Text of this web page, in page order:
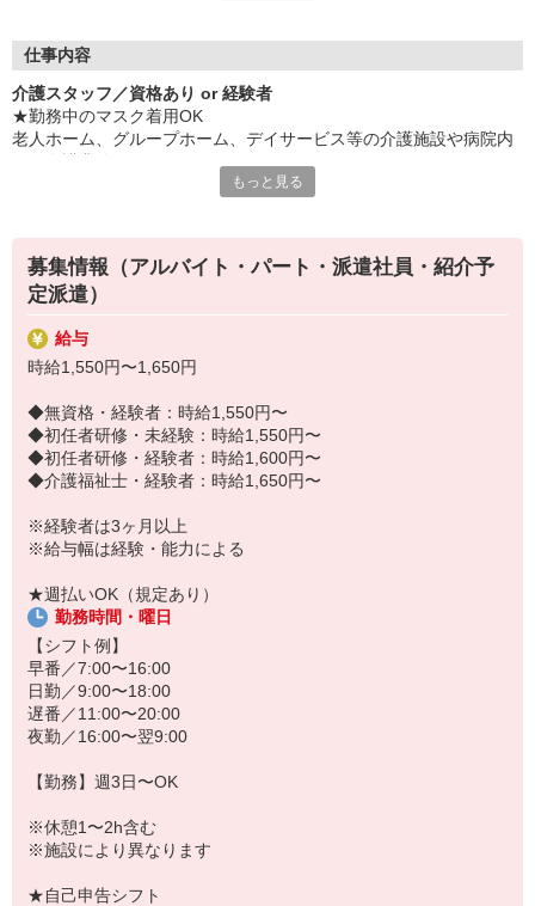
ブランクがある方も安心して再スタートできるよう、条件に合っ
未経験から挑戦できるお仕事も多数あるので、ブランクが不安な
方も安心してリスタートできます。
選択肢の幅が広い点も魅力です。
家事や子育て、介護、趣味などプライベートを大切にしながら介
新しい一歩を踏み出す場として、ぜひご検討ください。
仕事内容
介護スタッフ／資格あり or 経験者
★勤務中のマスク着用OK
老人ホーム、グループホーム、デイサービス等の介護施設や病院内
・薬やおしぼりの準備などのケア
・体操や季節ごとのレクリエーション
・歩行、車椅子の介助
・見守り
※施設により異なります
20代・30代・40代・50代・60代、
若手からミドル、中高年（エルダー）、シニア世代まで幅広く活躍
中！
「すぐに働けるところはないかな…」
「しっかり稼げるアルバイトを探してる。」
もっと見る
募集情報（アルバイト・パート・派遣社員・紹介予
定派遣）
給与
時給1,550円〜1,650円
◆無資格・経験者：時給1,550円〜
◆初任者研修・未経験：時給1,550円〜
◆初任者研修・経験者：時給1,600円〜
◆介護福祉士・経験者：時給1,650円〜
※経験者は3ヶ月以上
※給与幅は経験・能力による
★週払いOK（規定あり）
勤務時間・曜日
【シフト例】
早番／7:00〜16:00
日勤／9:00〜18:00
遅番／11:00〜20:00
夜勤／16:00〜翌9:00
【勤務】週3日〜OK
※休憩1〜2h含む
※施設により異なります
★自己申告シフト